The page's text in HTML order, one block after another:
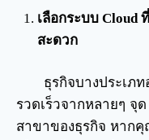
เลือกระบบ
สะดวก
ธุรกิจบางประเภ
รวดเร็วจากหลายๆ จุ
สาขาของธุรกิจ หาก